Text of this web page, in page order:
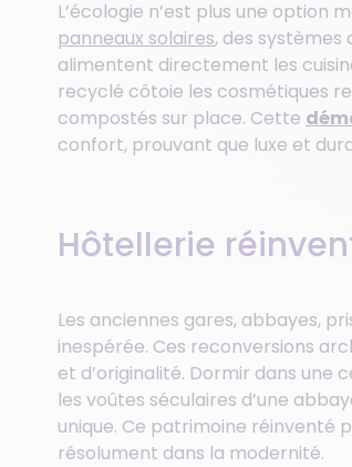
L’écologie n’est plus une option
panneaux solaires, des systèmes
alimentent directement les
recyclé côtoie les cosmétiques
compostés sur place. Cette
confort, prouvant que luxe et
Hôtellerie
Les anciennes gares, abbayes,
inespérée. Ces reconversions
et d’originalité. Dormir dans une
les voûtes séculaires d’une
unique. Ce patrimoine réinventé
résolument dans la modernité.